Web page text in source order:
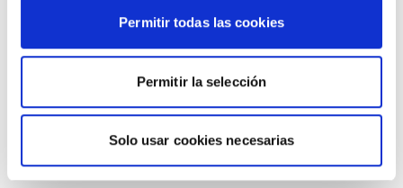
Permitir todas las cookies
Permitir la selección
Solo usar cookies necesarias